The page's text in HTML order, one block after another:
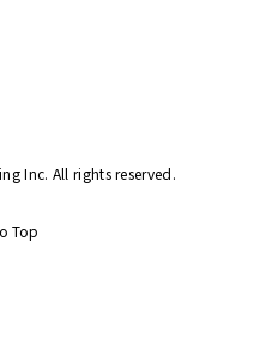
Inc. All rights reserved.
Top